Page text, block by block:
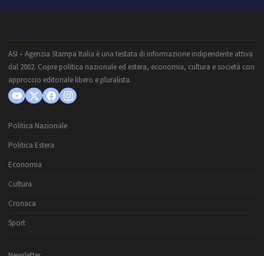
CHI SIAMO
ASI – Agenzia Stampa Italia è una testata di informazione indipendente attiva
dal 2002. Copre politica nazionale ed estera, economia, cultura e società con
approccio editoriale libero e pluralista.
Politica Nazionale
Politica Estera
Economia
Cultura
Cronaca
Sport